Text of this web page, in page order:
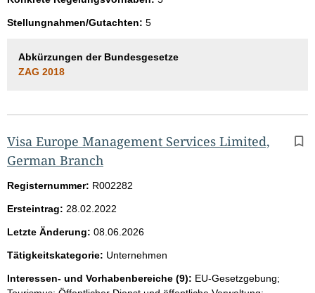
Stellungnahmen/Gutachten: 5
Abkürzungen der Bundesgesetze
ZAG 2018
Visa Europe Management Services Limited,
German Branch
Registernummer: R002282
Ersteintrag: 28.02.2022
Letzte Änderung: 08.06.2026
Tätigkeitskategorie: Unternehmen
Interessen- und Vorhabenbereiche (9): EU-Gesetzgebung;